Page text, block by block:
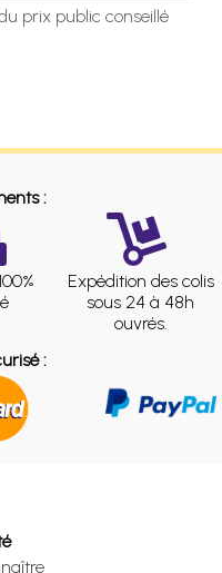
prix public conseillé
:
Expédition des colis
sous 24 à 48h
ouvrés.
: